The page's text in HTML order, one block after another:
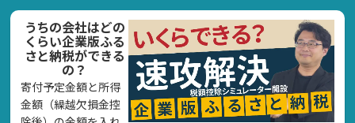
うちの会社はどの
くらい企業版ふる
さと納税ができる
の？
寄付予定金額と所得
金額（繰越欠損金控